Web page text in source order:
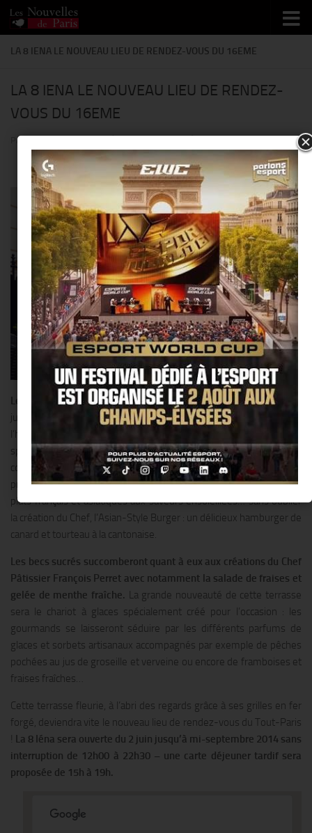
Skip to content
LA 8 IENA LE NOUVEAU LIEU DE RENDEZ-VOUS DU 16EME
LA 8 IENA LE NOUVEAU LIEU DE RENDEZ-
VOUS DU 16EME
PAR
Le Shangri-La Hotel, Paris dévoile ses plus beaux atours dès le 2
juin avec La 8 Iéna, sa nouvelle terrasse située dans l’avant-cour de
spécialement imaginée par le Chef Exécutif Philippe Labbé
comblera les petites et les grandes faims :salades légères et
printanières comme la Salade de crabe au pamplemousse rose,
plats français et asiatiques aux saveurs ensoleillées… sans oublier
la création du Chef, l’Asian-Style Burger : un délicieux hamburger de
canard et tourteau à la cantonaise.
Les becs sucrés succomberont quant à eux aux créations du Chef
Pâtissier François Perret avec notamment la salade de fraises et
gelée de menthe fraîche. La grande nouveauté de cette terrasse
sera le chariot à glaces spécialement créé pour l’occasion : les
gourmands se laisseront séduire par les différents parfums de
glaces et sorbets artisanaux accompagnés par exemple de pêches
pochées au jus de groseille et verveine ou encore de framboises et
fraises fraîches…
Cette terrasse fleurie, à l’abri des regards grâce à ses grilles en fer
forgé, deviendra vite le nouveau lieu de rendez-vous du Tout-Paris
La 8 Iéna sera ouverte du 2 juin jusqu’à mi-septembre 2014 sans
interruption de 12h00 à 22h30 – une carte déjeuner tardif sera
proposée de 15h à 19h.